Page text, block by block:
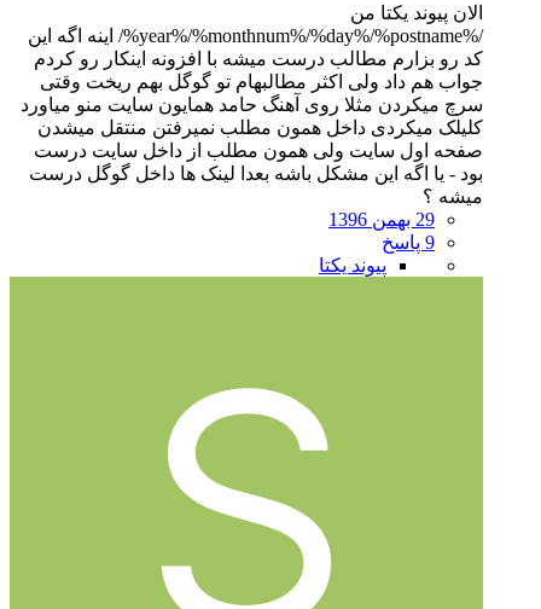
الان پیوند یکتا من
/%year%/%monthnum%/%day%/%postname%/ اینه اگه این
کد رو بزارم مطالب درست میشه با افزونه اینکار رو کردم
جواب هم داد ولی اکثر مطالبهام تو گوگل بهم ریخت وقتی
سرچ میکردن مثلا روی آهنگ حامد همایون سایت منو میاورد
کلیلک میکردی داخل همون مطلب نمیرفتن منتقل میشدن
صفحه اول سایت ولی همون مطلب از داخل سایت درست
بود - یا اگه این مشکل باشه بعدا لینک ها داخل گوگل درست
میشه ؟
29 بهمن 1396
9 پاسخ
پیوند یکتا